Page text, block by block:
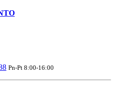
Pn-Pt 8:00-16:00